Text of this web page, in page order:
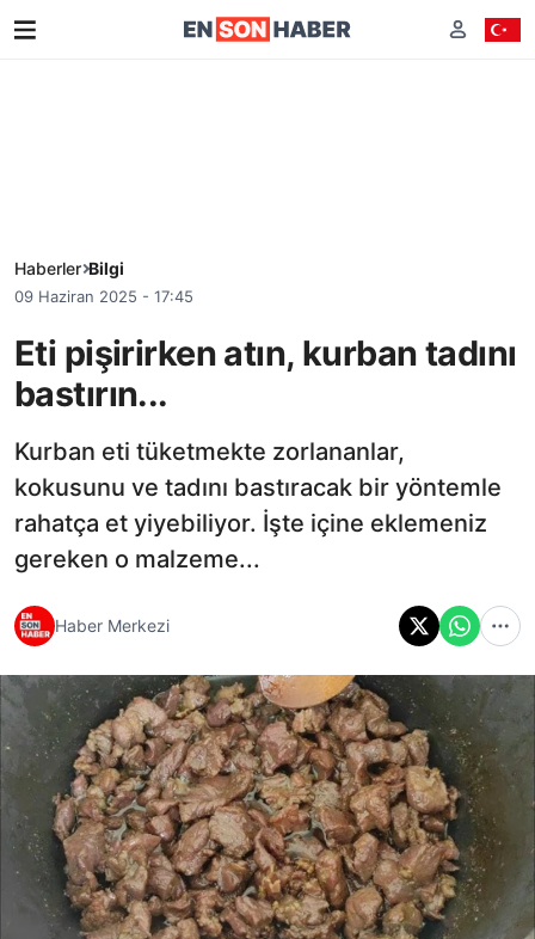
Haberler Bilgi
09 Haziran 2025 - 17:45
Eti pişirirken atın, kurban tadını
bastırın...
Kurban eti tüketmekte zorlananlar,
kokusunu ve tadını bastıracak bir yöntemle
rahatça et yiyebiliyor. İşte içine eklemeniz
gereken o malzeme...
Haber Merkezi